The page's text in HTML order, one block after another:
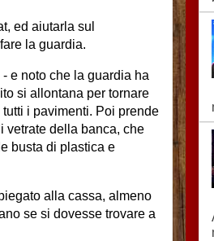
ed aiutarla sul
la guardia.
- e noto che la guardia ha
si allontana per tornare
i pavimenti. Poi prende
vetrate della banca, che
busta di plastica e
alla cassa, almeno
se si dovesse trovare a